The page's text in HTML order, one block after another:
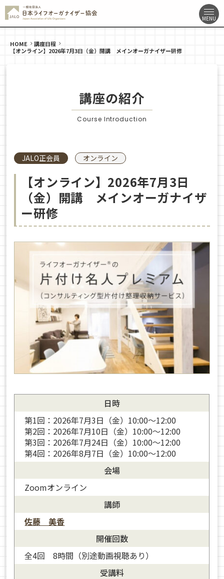
HOME
講座日程
【オンライン】2026年7月3日（金）開講 メインオーガナイザー研修
講座の紹介
Course Introduction
JALO正会員 オンライン
【オンライン】2026年7月3日
（金）開講 メインオーガナイザ
ー研修
日時
第1回：2026年7月3日（金）10:00～12:00
第2回：2026年7月10日（金）10:00～12:00
第3回：2026年7月24日（金）10:00～12:00
第4回：2026年8月7日（金）10:00～12:00
会場
Zoomオンライン
講師
佐藤 美香
開催回数
全4回 8時間（別途動画視聴あり）
受講料